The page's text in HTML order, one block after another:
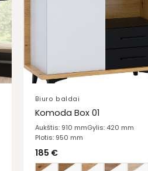
Biuro baldai
Komoda Box 01
Aukštis: 910 mmGylis: 420 mm
Plotis: 950 mm
185 €